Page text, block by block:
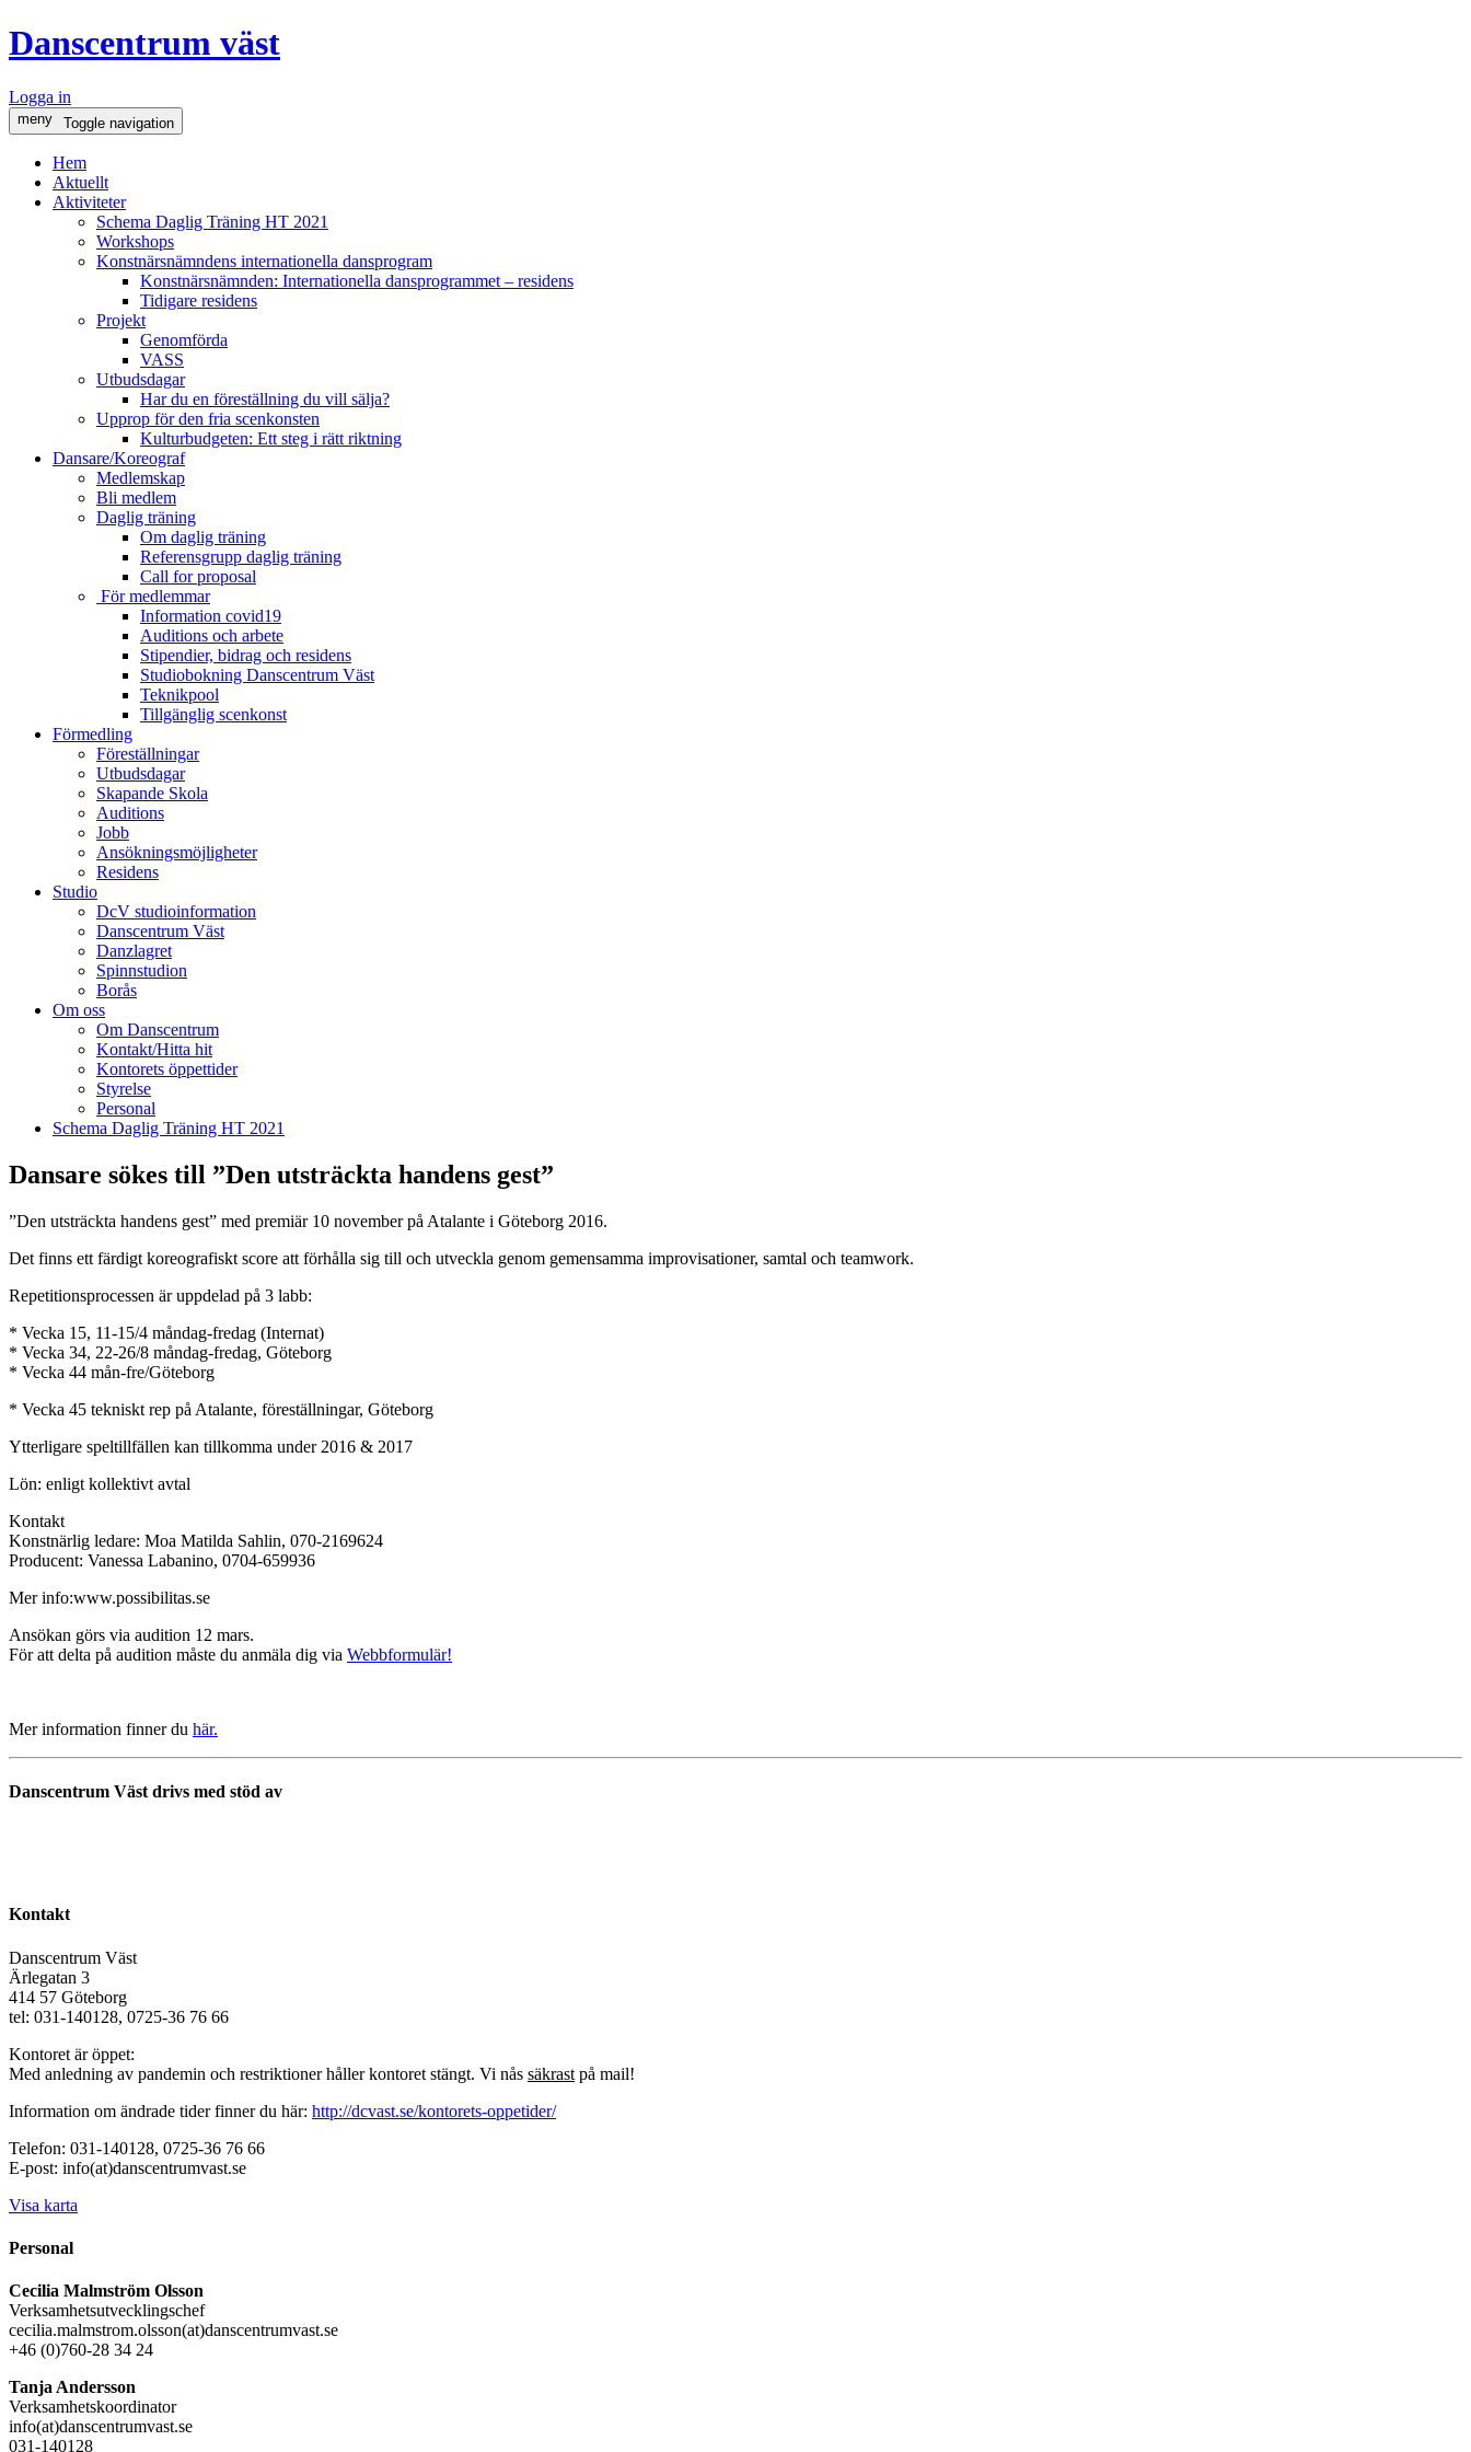
Danscentrum väst
Logga in
meny Toggle navigation
Hem
Aktuellt
Aktiviteter
Schema Daglig Träning HT 2021
Workshops
Konstnärsnämndens internationella dansprogram
Konstnärsnämnden: Internationella dansprogrammet – residens
Tidigare residens
Projekt
Genomförda
VASS
Utbudsdagar
Har du en föreställning du vill sälja?
Upprop för den fria scenkonsten
Kulturbudgeten: Ett steg i rätt riktning
Dansare/Koreograf
Medlemskap
Bli medlem
Daglig träning
Om daglig träning
Referensgrupp daglig träning
Call for proposal
För medlemmar
Information covid19
Auditions och arbete
Stipendier, bidrag och residens
Studiobokning Danscentrum Väst
Teknikpool
Tillgänglig scenkonst
Förmedling
Föreställningar
Utbudsdagar
Skapande Skola
Auditions
Jobb
Ansökningsmöjligheter
Residens
Studio
DcV studioinformation
Danscentrum Väst
Danzlagret
Spinnstudion
Borås
Om oss
Om Danscentrum
Kontakt/Hitta hit
Kontorets öppettider
Styrelse
Personal
Schema Daglig Träning HT 2021
Dansare sökes till ”Den utsträckta handens gest”
”Den utsträckta handens gest” med premiär 10 november på Atalante i Göteborg 2016.
Det finns ett färdigt koreografiskt score att förhålla sig till och utveckla genom gemensamma improvisationer, samtal och teamwork.
Repetitionsprocessen är uppdelad på 3 labb:
* Vecka 15, 11-15/4 måndag-fredag (Internat)
* Vecka 34, 22-26/8 måndag-fredag, Göteborg
* Vecka 44 mån-fre/Göteborg
* Vecka 45 tekniskt rep på Atalante, föreställningar, Göteborg
Ytterligare speltillfällen kan tillkomma under 2016 & 2017
Lön: enligt kollektivt avtal
Kontakt
Konstnärlig ledare: Moa Matilda Sahlin, 070-2169624
Producent: Vanessa Labanino, 0704-659936
Mer info:www.possibilitas.se
Ansökan görs via audition 12 mars.
För att delta på audition måste du anmäla dig via Webbformulär!
Mer information finner du här.
Danscentrum Väst drivs med stöd av
Kontakt
Danscentrum Väst
Ärlegatan 3
414 57 Göteborg
tel: 031-140128, 0725-36 76 66
Kontoret är öppet:
Med anledning av pandemin och restriktioner håller kontoret stängt. Vi nås säkrast på mail!
Information om ändrade tider finner du här: http://dcvast.se/kontorets-oppetider/
Telefon: 031-140128, 0725-36 76 66
E-post: info(at)danscentrumvast.se
Visa karta
Personal
Cecilia Malmström Olsson
Verksamhetsutvecklingschef
cecilia.malmstrom.olsson(at)danscentrumvast.se
+46 (0)760-28 34 24
Tanja Andersson
Verksamhetskoordinator
info(at)danscentrumvast.se
031-140128